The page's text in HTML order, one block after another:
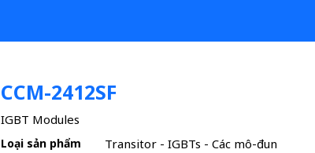
CCM-2412SF
IGBT Modules
Loại sản phẩm Transitor - IGBTs - Các mô-đun